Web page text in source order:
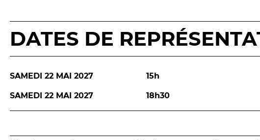
DATES DE
SAMEDI 22 MAI 2027 15h
SAMEDI 22 MAI 2027 18h30